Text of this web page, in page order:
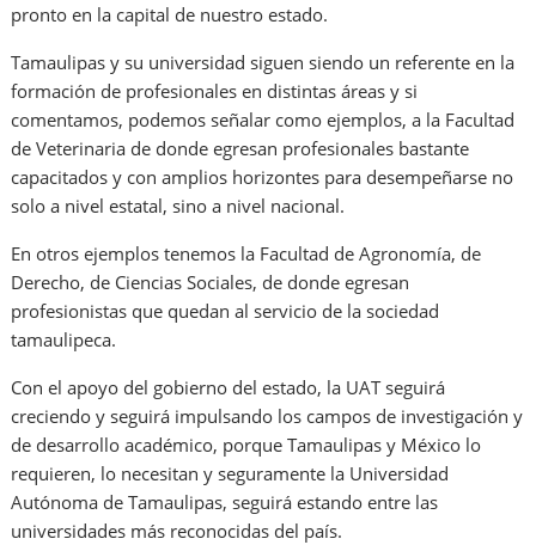
pronto en la capital de nuestro estado.
Tamaulipas y su universidad siguen siendo un referente en la
formación de profesionales en distintas áreas y si
comentamos, podemos señalar como ejemplos, a la Facultad
de Veterinaria de donde egresan profesionales bastante
capacitados y con amplios horizontes para desempeñarse no
solo a nivel estatal, sino a nivel nacional.
En otros ejemplos tenemos la Facultad de Agronomía, de
Derecho, de Ciencias Sociales, de donde egresan
profesionistas que quedan al servicio de la sociedad
tamaulipeca.
Con el apoyo del gobierno del estado, la UAT seguirá
creciendo y seguirá impulsando los campos de investigación y
de desarrollo académico, porque Tamaulipas y México lo
requieren, lo necesitan y seguramente la Universidad
Autónoma de Tamaulipas, seguirá estando entre las
universidades más reconocidas del país.